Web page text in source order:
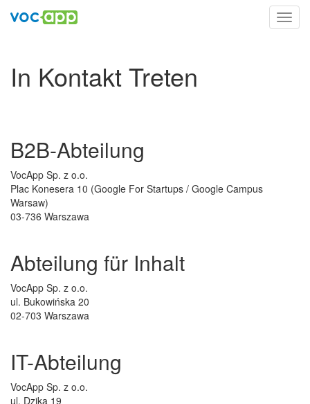
In Kontakt Treten
B2B-Abteilung
VocApp Sp. z o.o.
Plac Konesera 10 (Google For Startups / Google Campus
Warsaw)
03-736 Warszawa
Abteilung für Inhalt
VocApp Sp. z o.o.
ul. Bukowińska 20
02-703 Warszawa
IT-Abteilung
VocApp Sp. z o.o.
ul. Dzika 19